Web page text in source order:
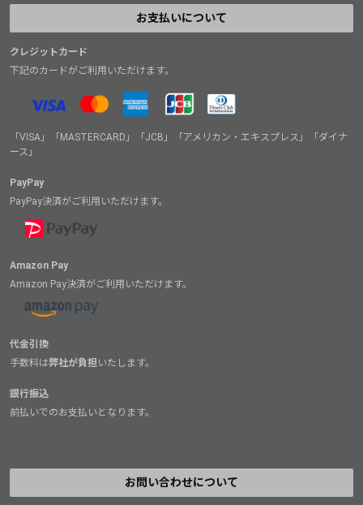
お支払いについて
クレジットカード
下記のカードがご利用いただけます。
「VISA」「MASTERCARD」「JCB」「アメリカン・エキスプレス」「ダイナ
ース」
PayPay
PayPay決済がご利用いただけます。
Amazon Pay
Amazon Pay決済がご利用いただけます。
代金引換
手数料は弊社が負担いたします。
銀行振込
前払いでのお支払いとなります。
お問い合わせについて